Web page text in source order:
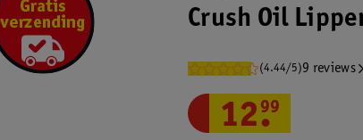
Crush Oil
(4.44/5)9 reviews
12.
99